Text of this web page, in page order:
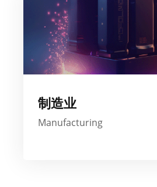
制造业
Manufacturing